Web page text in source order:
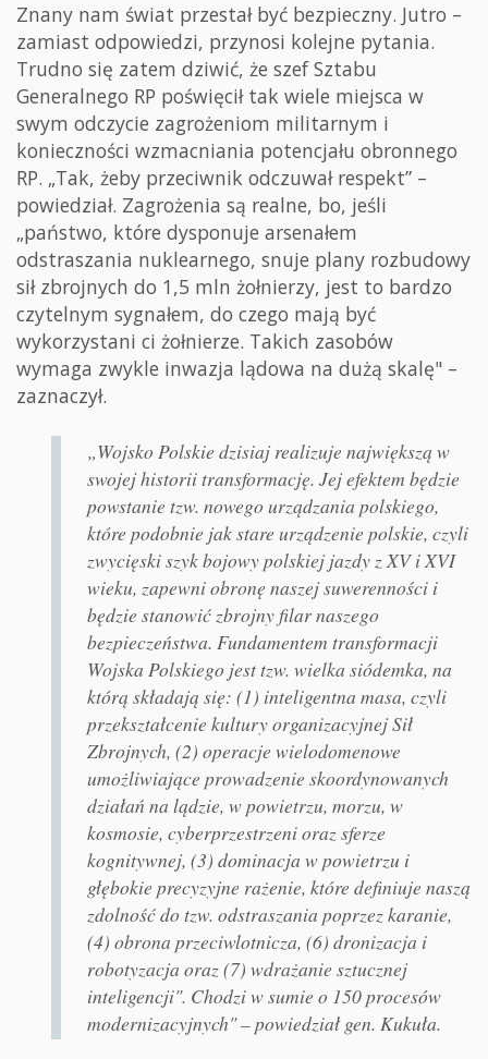
Znany nam świat przestał być bezpieczny. Jutro –
zamiast odpowiedzi, przynosi kolejne pytania.
Trudno się zatem dziwić, że szef Sztabu
Generalnego RP poświęcił tak wiele miejsca w
swym odczycie zagrożeniom militarnym i
konieczności wzmacniania potencjału obronnego
RP. „Tak, żeby przeciwnik odczuwał respekt” –
powiedział. Zagrożenia są realne, bo, jeśli
„państwo, które dysponuje arsenałem
odstraszania nuklearnego, snuje plany rozbudowy
sił zbrojnych do 1,5 mln żołnierzy, jest to bardzo
czytelnym sygnałem, do czego mają być
wykorzystani ci żołnierze. Takich zasobów
wymaga zwykle inwazja lądowa na dużą skalę" –
zaznaczył.
„Wojsko Polskie dzisiaj realizuje największą w
swojej historii transformację. Jej efektem będzie
powstanie tzw. nowego urządzania polskiego,
które podobnie jak stare urządzenie polskie, czyli
zwycięski szyk bojowy polskiej jazdy z XV i XVI
wieku, zapewni obronę naszej suwerenności i
będzie stanowić zbrojny filar naszego
bezpieczeństwa. Fundamentem transformacji
Wojska Polskiego jest tzw. wielka siódemka, na
którą składają się: (1) inteligentna masa, czyli
przekształcenie kultury organizacyjnej Sił
Zbrojnych, (2) operacje wielodomenowe
umożliwiające prowadzenie skoordynowanych
działań na lądzie, w powietrzu, morzu, w
kosmosie, cyberprzestrzeni oraz sferze
kognitywnej, (3) dominacja w powietrzu i
głębokie precyzyjne rażenie, które definiuje naszą
zdolność do tzw. odstraszania poprzez karanie,
(4) obrona przeciwlotnicza, (6) dronizacja i
robotyzacja oraz (7) wdrażanie sztucznej
inteligencji". Chodzi w sumie o 150 procesów
modernizacyjnych" – powiedział gen. Kukuła.